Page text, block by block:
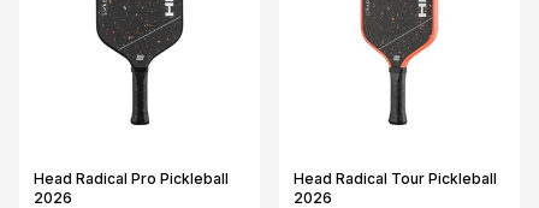
Head Radical Pro Pickleball
2026
Head Radical Tour Pickleball
2026